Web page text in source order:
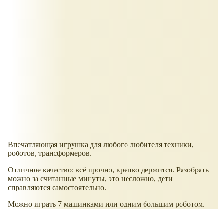
Впечатляющая игрушка для любого любителя техники,
роботов, трансформеров.
Отличное качество: всё прочно, крепко держится. Разобрать
можно за считанные минуты, это несложно, дети
справляются самостоятельно.
Можно играть 7 машинками или одним большим роботом.